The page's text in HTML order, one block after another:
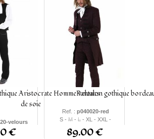
Aristocrate Homme velours
de soie
velours
-2XL-
€
Pantalon gothique
Ref. : p040020-red
S - M - L - XL - XXL -
XXXL -
4XL 5XL
89.00 €